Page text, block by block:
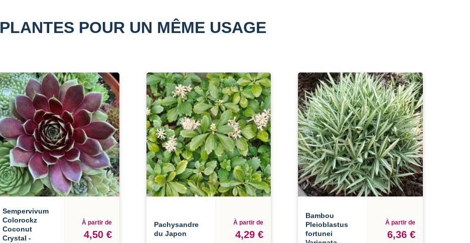
PLANTES POUR UN MÊME USAGE
Sempervivum
Colorockz
Coconut
Crystal -
À partir de
4,50 €
Pachysandre
du Japon
À partir de
4,29 €
Bambou
Pleioblastus
fortunei
À partir de
6,36 €